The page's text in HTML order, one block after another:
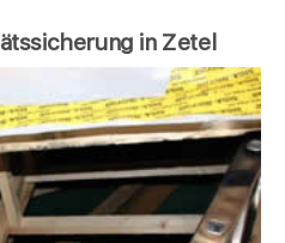
in Zetel